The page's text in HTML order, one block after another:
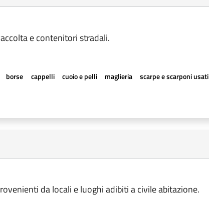
e contenitori stradali.
borse cappelli cuoio e pelli maglieria scarpe e scarponi usati
da locali e luoghi adibiti a civile abitazione.